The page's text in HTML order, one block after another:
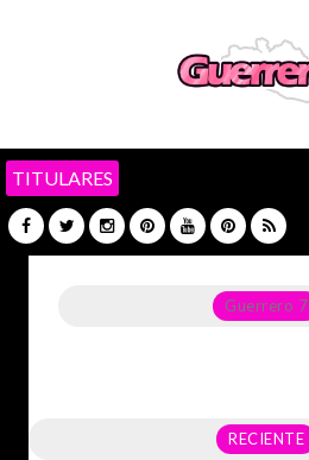
TITULARES
Guerrero 7
RECIENTE